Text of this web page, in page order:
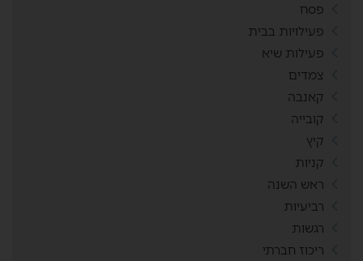
פסח
פעילויות בבית
פעילות שיא
צמדים
קאנבה
קובייה
קיץ
קניות
ראש השנה
רביעיות
רגשות
ריכוז חברתי